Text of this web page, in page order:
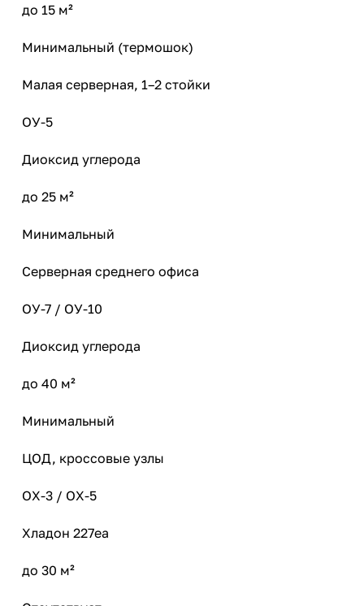
до 15 м²
Минимальный (термошок)
Малая серверная, 1–2 стойки
ОУ-5
Диоксид углерода
до 25 м²
Минимальный
Серверная среднего офиса
ОУ-7 / ОУ-10
Диоксид углерода
до 40 м²
Минимальный
ЦОД, кроссовые узлы
ОХ-3 / ОХ-5
Хладон 227ea
до 30 м²